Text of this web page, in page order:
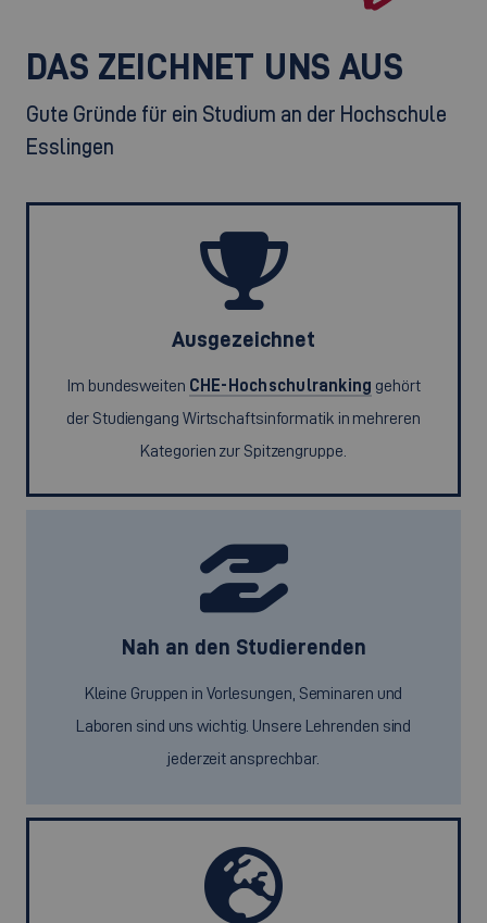
DAS ZEICHNET UNS AUS
Gute Gründe für ein Studium an der Hochschule
Esslingen
Ausgezeichnet
Im bundesweiten CHE-Hochschulranking gehört
der Studiengang Wirtschaftsinformatik in mehreren
Kategorien zur Spitzengruppe.
Nah an den Studierenden
Kleine Gruppen in Vorlesungen, Seminaren und
Laboren sind uns wichtig. Unsere Lehrenden sind
jederzeit ansprechbar.